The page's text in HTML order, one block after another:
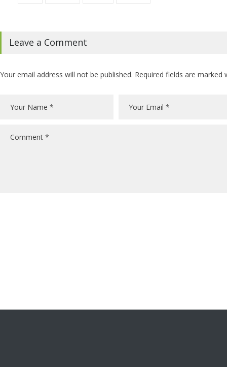
Leave a Comment
Your email address will not be published. Required fields are marked